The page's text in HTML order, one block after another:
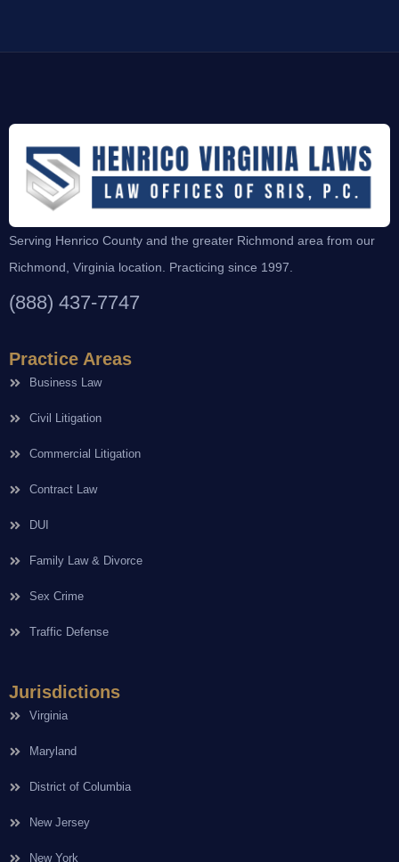
Serving Henrico County and the greater Richmond area from our
Richmond, Virginia location. Practicing since 1997.
(888) 437-7747
Practice Areas
Business Law
Civil Litigation
Commercial Litigation
Contract Law
DUI
Family Law & Divorce
Sex Crime
Traffic Defense
Jurisdictions
Virginia
Maryland
District of Columbia
New Jersey
New York